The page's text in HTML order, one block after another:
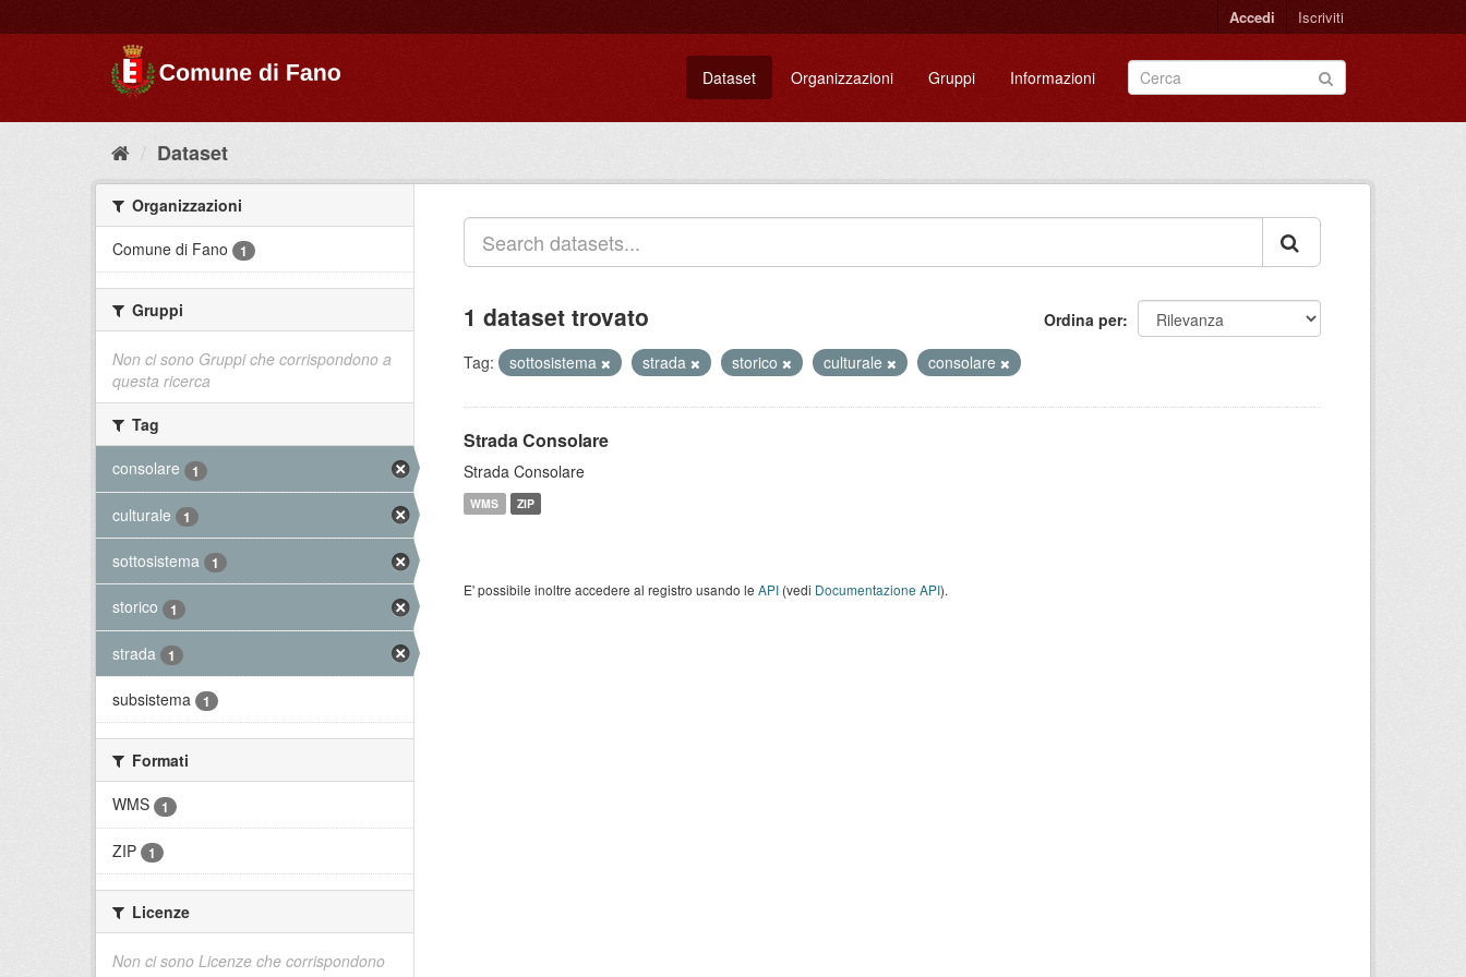
Accedi Iscriviti
Dataset Organizzazioni Gruppi Informazioni
Dataset
Organizzazioni
Comune di Fano
1
Gruppi
Non ci sono Gruppi che corrispondono a
questa ricerca
Tag
consolare
1
culturale 1
sottosistema 1
storico 1
strada 1
subsistema 1
Formati
WMS
1
ZIP 1
Licenze
Non ci sono Licenze che corrispondono
Ordina per
1 dataset trovato
Tag: sottosistema strada storico culturale consolare
Strada Consolare
Strada Consolare
WMS ZIP
E' possibile inoltre accedere al registro usando le API (vedi Documentazione API).